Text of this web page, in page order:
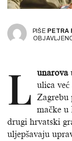
PIŠE PETRA
L unarova
ulica
Zagrebu
mačke
drugi hrvatski
uljepšavaju